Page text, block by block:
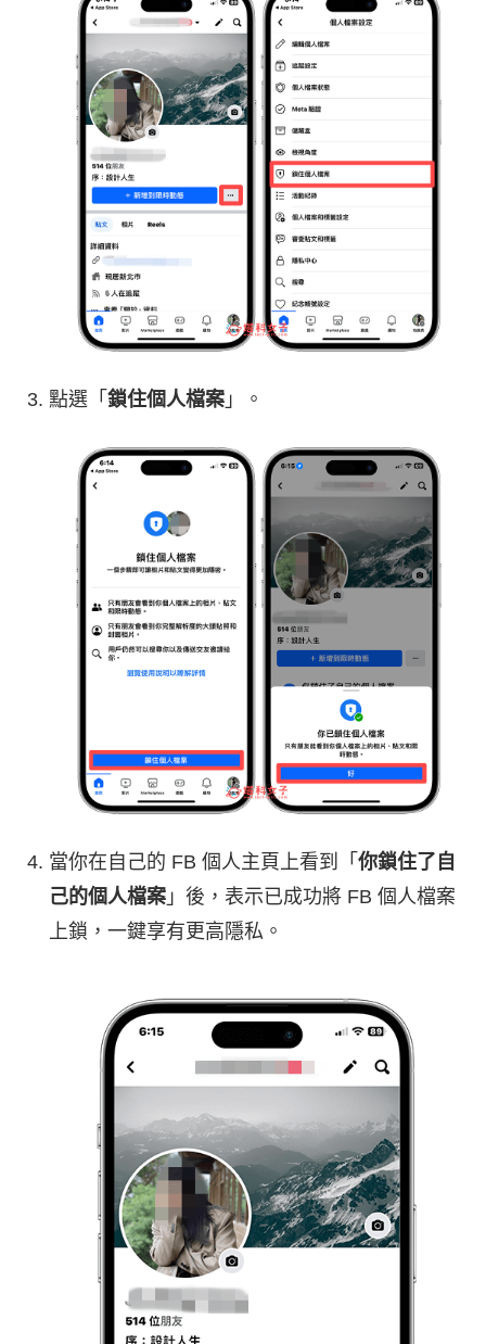
點選「 鎖住個人檔案 」。
當你在自己的 FB 個人主頁上看到「 你鎖住了自
己的個人檔案 」後，表示已成功將 FB 個人檔案
上鎖，一鍵享有更高隱私。